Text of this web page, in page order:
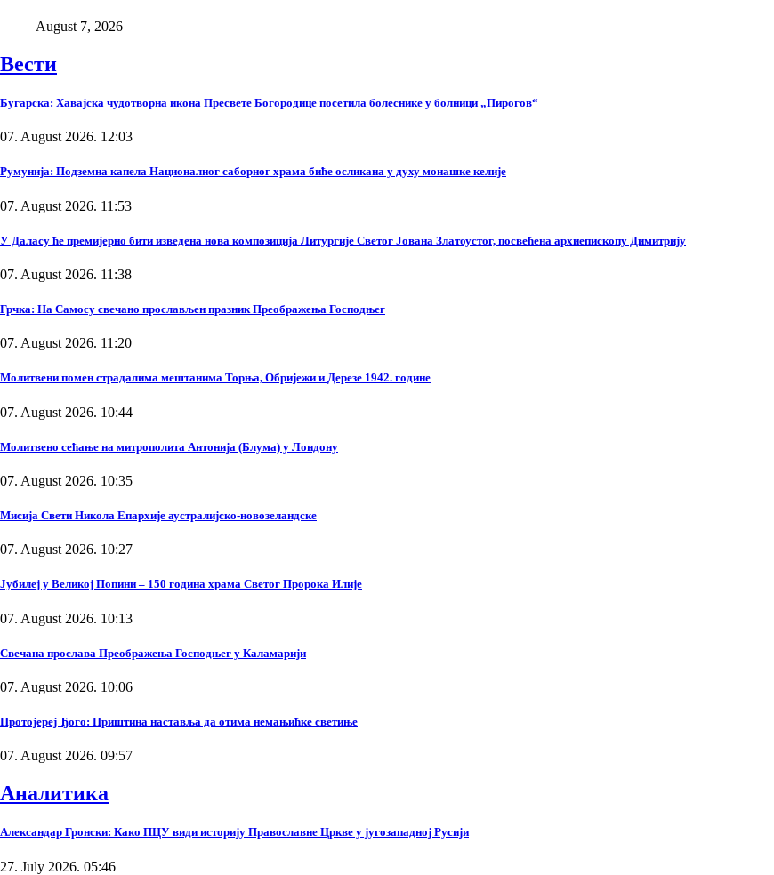
August 7, 2026
Вести
Бугарска: Хавајска чудотворна икона Пресвете Богородице посетила болеснике у болници „Пирогов“
07. August 2026. 12:03
Румунија: Подземна капела Националног саборног храма биће осликана у духу монашке келије
07. August 2026. 11:53
У Даласу ће премијерно бити изведена нова композиција Литургије Светог Јована Златоустог, посвећена архиепископу Димитрију
07. August 2026. 11:38
Грчка: На Самосу свечано прослављен празник Преображења Господњег
07. August 2026. 11:20
Молитвени помен страдалима мештанима Торња, Обријежи и Дерезе 1942. године
07. August 2026. 10:44
Молитвено сећање на митрополита Антонија (Блума) у Лондону
07. August 2026. 10:35
Мисија Свети Никола Епархије аустралијско-новозеландске
07. August 2026. 10:27
Јубилеј у Великој Попини – 150 година храма Светог Пророка Илије
07. August 2026. 10:13
Свечана прослава Преображења Господњег у Каламарији
07. August 2026. 10:06
Протојереј Ђого: Приштина наставља да отима немањићке светиње
07. August 2026. 09:57
Аналитика
Александар Гронски: Како ПЦУ види историју Православне Цркве у југозападној Русији
27. July 2026. 05:46